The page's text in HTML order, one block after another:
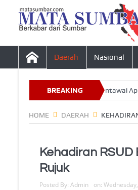
Daerah Nasional
BREAKING
NEWS
2026, Ketua DPRD Mentawai
HOME DAERAH
Kehadiran RSUD
Rujuk
Posted By:Admin on: